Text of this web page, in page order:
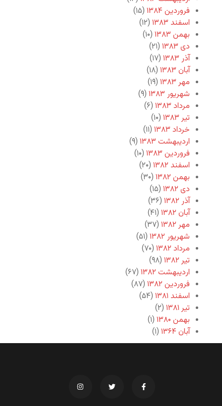
فروردین ۱۳۸۴
(۱۵)
اسفند ۱۳۸۳
(۱۲)
بهمن ۱۳۸۳
(۱۰)
دی ۱۳۸۳
(۲۱)
آذر ۱۳۸۳
(۱۷)
آبان ۱۳۸۳
(۱۸)
مهر ۱۳۸۳
(۱۹)
شهریور ۱۳۸۳
(۹)
مرداد ۱۳۸۳
(۶)
تیر ۱۳۸۳
(۱۰)
خرداد ۱۳۸۳
(۱۱)
اردیبهشت ۱۳۸۳
(۹)
فروردین ۱۳۸۳
(۱۰)
اسفند ۱۳۸۲
(۲۰)
بهمن ۱۳۸۲
(۳۰)
دی ۱۳۸۲
(۱۵)
آذر ۱۳۸۲
(۳۶)
آبان ۱۳۸۲
(۴۱)
مهر ۱۳۸۲
(۳۷)
شهریور ۱۳۸۲
(۵۱)
مرداد ۱۳۸۲
(۷۰)
تیر ۱۳۸۲
(۹۸)
اردیبهشت ۱۳۸۲
(۶۷)
فروردین ۱۳۸۲
(۸۷)
اسفند ۱۳۸۱
(۵۴)
تیر ۱۳۸۱
(۲)
بهمن ۱۳۸۰
(۱)
آبان ۱۳۶۴
(۱)